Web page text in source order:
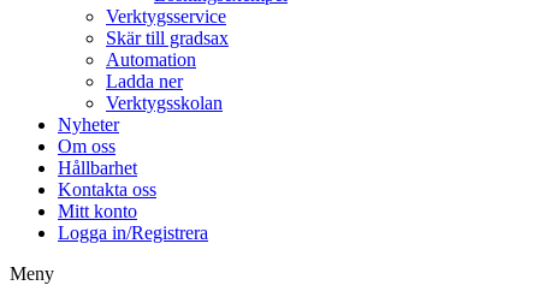
Verktygsservice
Skär till gradsax
Automation
Ladda ner
Verktygsskolan
Nyheter
Om oss
Hållbarhet
Kontakta oss
Mitt konto
Logga in/Registrera
Meny